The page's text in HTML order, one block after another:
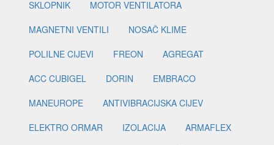
SKLOPNIK
MOTOR VENTILATORA
MAGNETNI VENTILI
NOSAČ KLIME
POLILNE CIJEVI
FREON
AGREGAT
ACC CUBIGEL
DORIN
EMBRACO
MANEUROPE
ANTIVIBRACIJSKA CIJEV
ELEKTRO ORMAR
IZOLACIJA
ARMAFLEX